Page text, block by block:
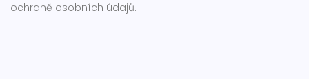
ochraně osobních údajů.